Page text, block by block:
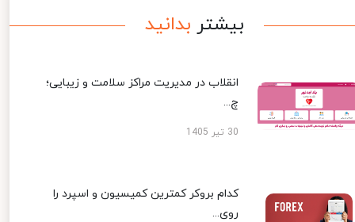
بیشتر بدانید
انقلاب در مدیریت مراکز سلامت و زیبایی؛
چ...
30 تیر 1405
کدام بروکر کمترین کمیسیون و اسپرد را
روی...